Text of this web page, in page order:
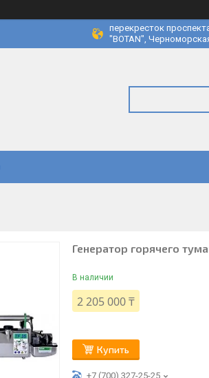
перекресток
"BOTAN",
Генератор горячего
В наличии
2 205 000 ₸
Купить
+7 (700) 327-25-25